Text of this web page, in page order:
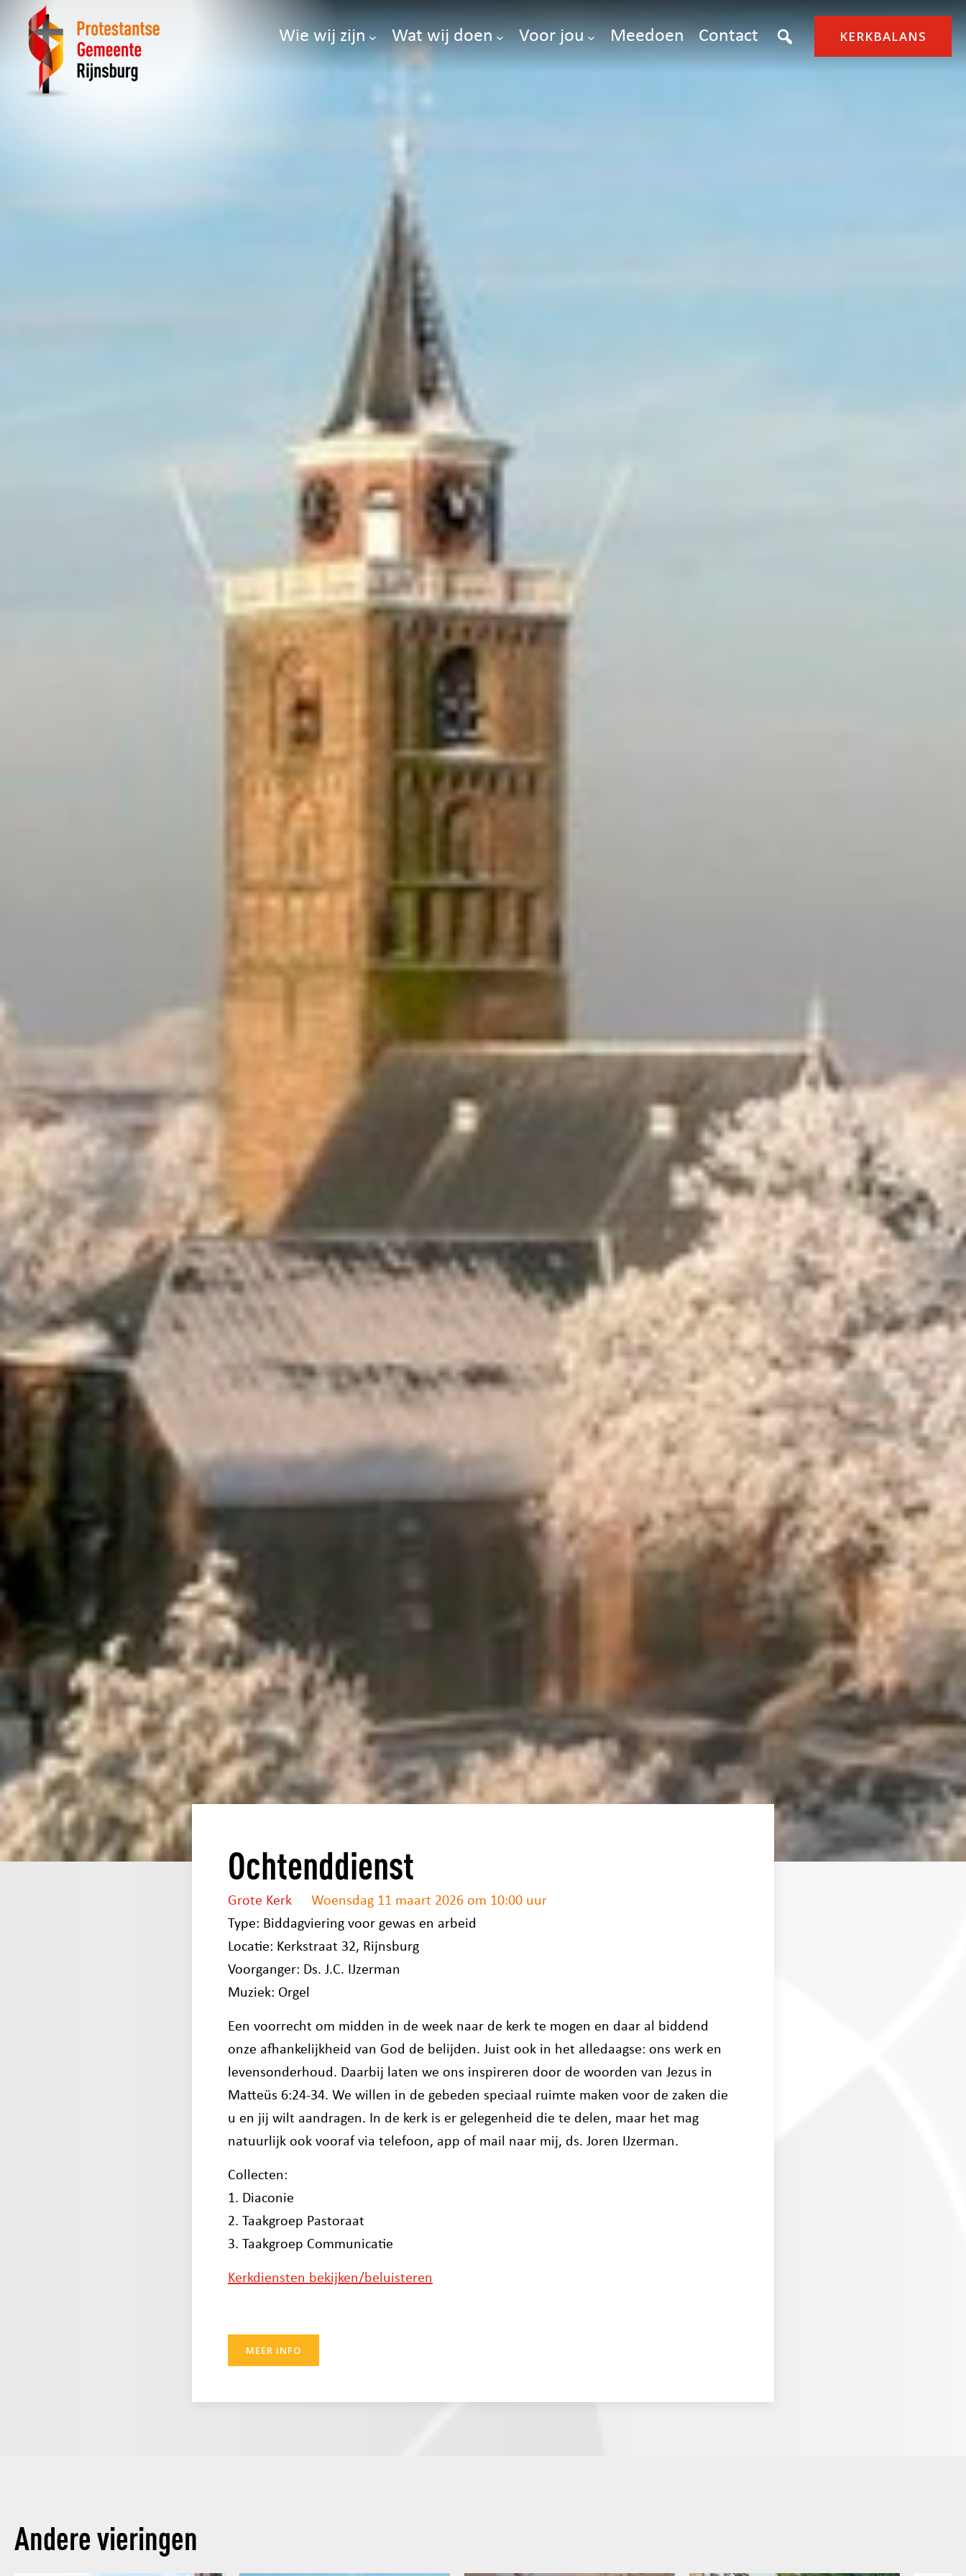
Wie wij zijn Wat wij doen Voor jou Meedoen Contact KERKBALANS
Ochtenddienst
Grote Kerk
Woensdag 11 maart 2026 om 10:00 uur
Type: Biddagviering voor gewas en arbeid
Locatie: Kerkstraat 32, Rijnsburg
Voorganger: Ds. J.C. IJzerman
Muziek: Orgel
Een voorrecht om midden in de week naar de kerk te mogen en daar al biddend
onze afhankelijkheid van God de belijden. Juist ook in het alledaagse: ons werk en
levensonderhoud. Daarbij laten we ons inspireren door de woorden van Jezus in
Matteüs 6:24-34. We willen in de gebeden speciaal ruimte maken voor de zaken die
u en jij wilt aandragen. In de kerk is er gelegenheid die te delen, maar het mag
natuurlijk ook vooraf via telefoon, app of mail naar mij, ds. Joren IJzerman.
Collecten:
1. Diaconie
2. Taakgroep Pastoraat
3. Taakgroep Communicatie
Kerkdiensten bekijken/beluisteren
MEER INFO
Andere vieringen